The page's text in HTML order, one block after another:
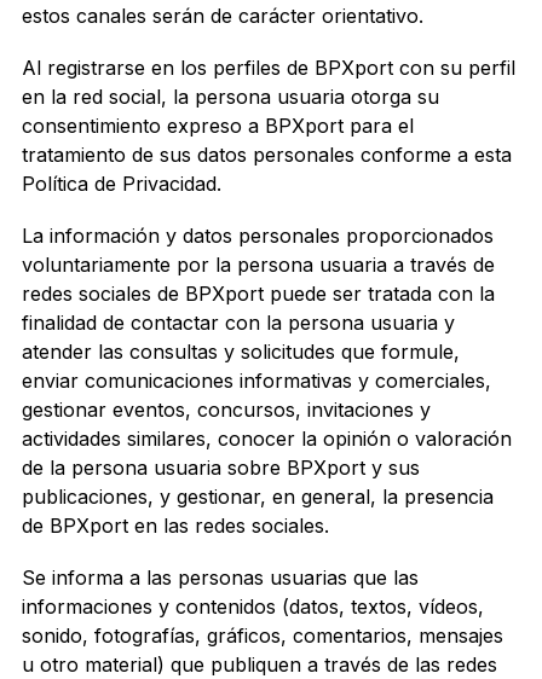
estos canales serán de carácter orientativo.
Al registrarse en los perfiles de BPXport con su perfil
en la red social, la persona usuaria otorga su
consentimiento expreso a BPXport para el
tratamiento de sus datos personales conforme a esta
Política de Privacidad.
La información y datos personales proporcionados
voluntariamente por la persona usuaria a través de
redes sociales de BPXport puede ser tratada con la
finalidad de contactar con la persona usuaria y
atender las consultas y solicitudes que formule,
enviar comunicaciones informativas y comerciales,
gestionar eventos, concursos, invitaciones y
actividades similares, conocer la opinión o valoración
de la persona usuaria sobre BPXport y sus
publicaciones, y gestionar, en general, la presencia
de BPXport en las redes sociales.
Se informa a las personas usuarias que las
informaciones y contenidos (datos, textos, vídeos,
sonido, fotografías, gráficos, comentarios, mensajes
u otro material) que publiquen a través de las redes